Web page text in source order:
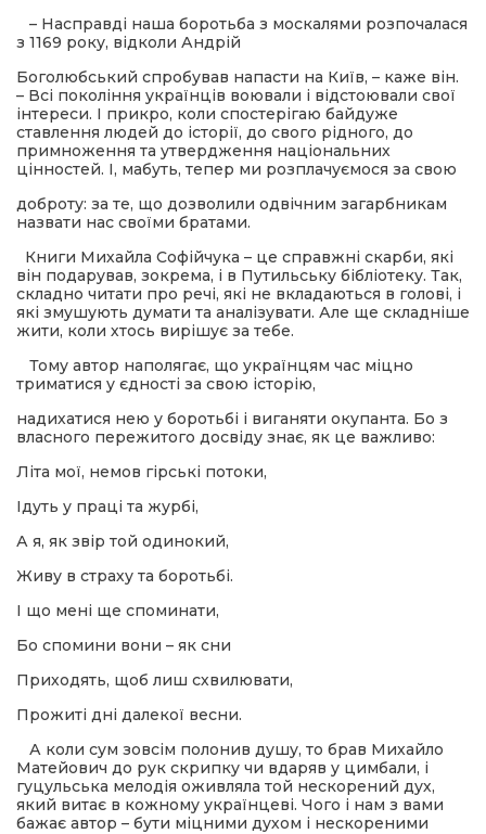
– Насправді наша боротьба з москалями розпочалася
з 1169 року, відколи Андрій
Боголюбський спробував напасти на Київ, – каже він.
– Всі покоління українців воювали і відстоювали свої
інтереси. І прикро, коли спостерігаю байдуже
ставлення людей до історії, до свого рідного, до
примноження та утвердження національних
цінностей. І, мабуть, тепер ми розплачуємося за свою
доброту: за те, що дозволили одвічним загарбникам
назвати нас своїми братами.
Книги Михайла Софійчука – це справжні скарби, які
він подарував, зокрема, і в Путильську бібліотеку. Так,
складно читати про речі, які не вкладаються в голові, і
які змушують думати та аналізувати. Але ще складніше
жити, коли хтось вирішує за тебе.
Тому автор наполягає, що українцям час міцно
триматися у єдності за свою історію,
надихатися нею у боротьбі і виганяти окупанта. Бо з
власного пережитого досвіду знає, як це важливо:
Літа мої, немов гірські потоки,
Ідуть у праці та журбі,
А я, як звір той одинокий,
Живу в страху та боротьбі.
І що мені ще споминати,
Бо спомини вони – як сни
Приходять, щоб лиш схвилювати,
Прожиті дні далекої весни.
А коли сум зовсім полонив душу, то брав Михайло
Матейович до рук скрипку чи вдаряв у цимбали, і
гуцульська мелодія оживляла той нескорений дух,
який витає в кожному українцеві. Чого і нам з вами
бажає автор – бути міцними духом і нескореними